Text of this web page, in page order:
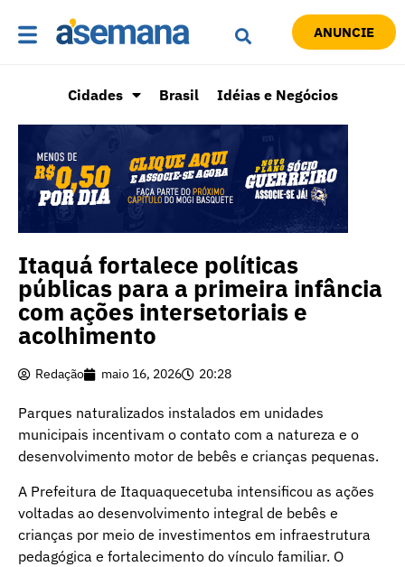
ANUNCIE
Cidades Brasil Idéias e Negócios
Itaquá fortalece políticas
públicas para a primeira infância
com ações intersetoriais e
acolhimento
Redação maio 16, 2026 20:28
Parques naturalizados instalados em unidades
municipais incentivam o contato com a natureza e o
desenvolvimento motor de bebês e crianças pequenas.
A Prefeitura de Itaquaquecetuba intensificou as ações
voltadas ao desenvolvimento integral de bebês e
crianças por meio de investimentos em infraestrutura
pedagógica e fortalecimento do vínculo familiar. O